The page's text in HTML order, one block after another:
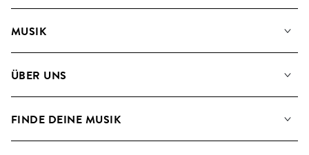
MUSIK
Suche
ÜBER UNS
Blog
FINDE DEINE MUSIK